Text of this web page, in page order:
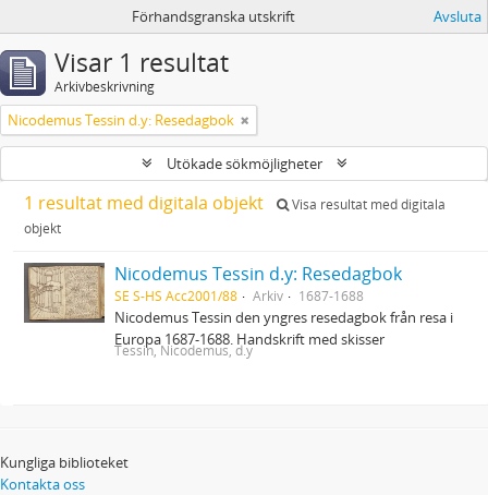
Förhandsgranska utskrift Avsluta
Visar 1 resultat
Arkivbeskrivning
Nicodemus Tessin d.y: Resedagbok
Utökade sökmöjligheter
1 resultat med digitala objekt
Visa resultat med digitala
objekt
Nicodemus Tessin d.y: Resedagbok
SE S-HS Acc2001/88 Arkiv 1687-1688
Nicodemus Tessin den yngres resedagbok från resa i
Europa 1687-1688. Handskrift med skisser
Tessin, Nicodemus, d.y
Kungliga biblioteket
Kontakta oss